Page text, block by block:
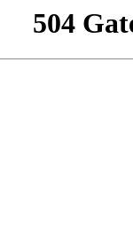
504